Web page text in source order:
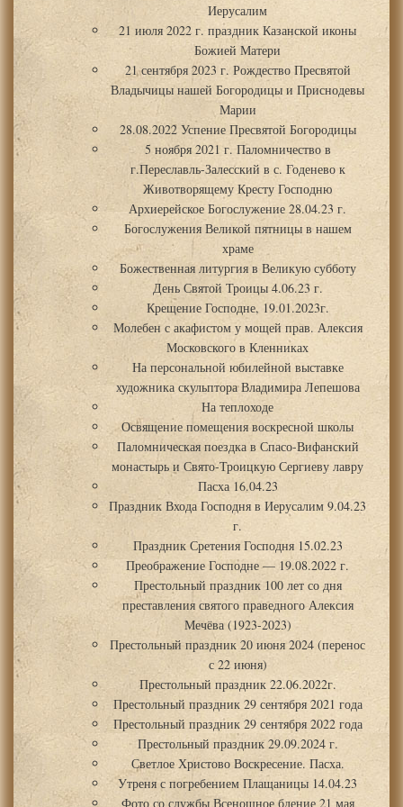
Иерусалим
21 июля 2022 г. праздник Казанской иконы
Божией Матери
21 сентября 2023 г. Рождество Пресвятой
Владычицы нашей Богородицы и Приснодевы
Марии
28.08.2022 Успение Пресвятой Богородицы
5 ноября 2021 г. Паломничество в
г.Переславль-Залесский в с. Годенево к
Животворящему Кресту Господню
Архиерейское Богослужение 28.04.23 г.
Богослужения Великой пятницы в нашем
храме
Божественная литургия в Великую субботу
День Святой Троицы 4.06.23 г.
Крещение Господне, 19.01.2023г.
Молебен с акафистом у мощей прав. Алексия
Московского в Кленниках
На персональной юбилейной выставке
художника скульптора Владимира Лепешова
На теплоходе
Освящение помещения воскресной школы
Паломническая поездка в Спасо-Вифанский
монастырь и Свято-Троицкую Сергиеву лавру
Пасха 16.04.23
Праздник Входа Господня в Иерусалим 9.04.23
г.
Праздник Сретения Господня 15.02.23
Преображение Господне — 19.08.2022 г.
Престольный праздник 100 лет со дня
преставления святого праведного Алексия
Мечёва (1923-2023)
Престольный праздник 20 июня 2024 (перенос
с 22 июня)
Престольный праздник 22.06.2022г.
Престольный праздник 29 сентября 2021 года
Престольный праздник 29 сентября 2022 года
Престольный праздник 29.09.2024 г.
Светлое Христово Воскресение. Пасха.
Утреня с погребением Плащаницы 14.04.23
Фото со службы Всенощное бдение 21 мая